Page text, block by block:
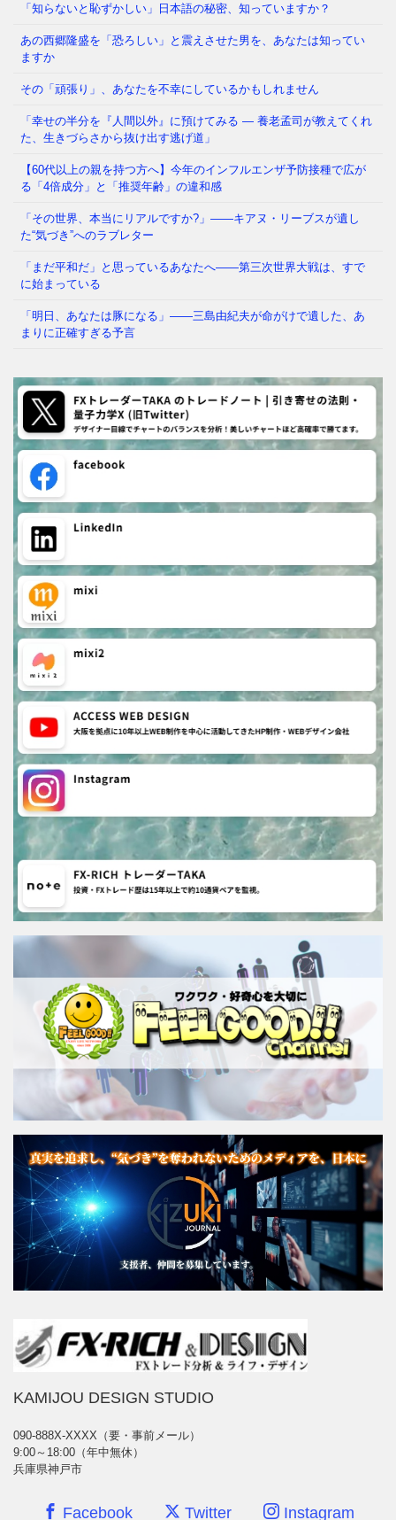
ま避難所に駆け込んだとし⇒ 続きを読む
「知らないと恥ずかしい」日本語の秘密、知っていますか？
あの西郷隆盛を「恐ろしい」と震えさせた男を、あなたは知ってい
ますか
その「頑張り」、あなたを不幸にしているかもしれません
「幸せの半分を『人間以外』に預けてみる ― 養老孟司が教えてくれ
た、生きづらさから抜け出す逃げ道」
【60代以上の親を持つ方へ】今年のインフルエンザ予防接種で広が
る「4倍成分」と「推奨年齢」の違和感
「その世界、本当にリアルですか?」——キアヌ・リーブスが遺し
た“気づき”へのラブレター
「まだ平和だ」と思っているあなたへ——第三次世界大戦は、すで
に始まっている
「明日、あなたは豚になる」——三島由紀夫が命がけで遺した、あ
まりに正確すぎる予言
KAMIJOU DESIGN STUDIO
090-888X-XXXX（要・事前メール）
9:00～18:00（年中無休）
兵庫県神戸市
Facebook Twitter Instagram